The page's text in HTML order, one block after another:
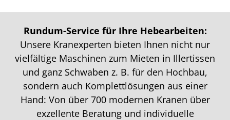
Rundum-Service für Ihre Hebearbeiten:
Unsere Kranexperten bieten Ihnen nicht nur
vielfältige Maschinen zum Mieten in Illertissen
und ganz Schwaben z. B. für den Hochbau,
sondern auch Komplettlösungen aus einer
Hand: Von über 700 modernen Kranen über
exzellente Beratung und individuelle